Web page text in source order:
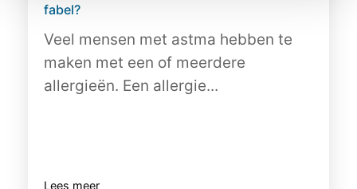
fabel?
Veel mensen met astma hebben te
maken met een of meerdere
allergieën. Een allergie...
Lees meer